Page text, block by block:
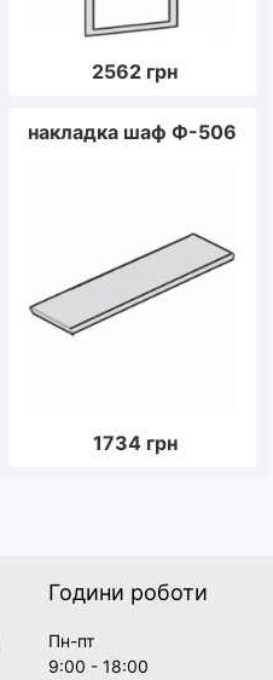
2562 грн
накладка шаф Ф-506
1734 грн
Години роботи
Пн-пт
9:00 - 18:00